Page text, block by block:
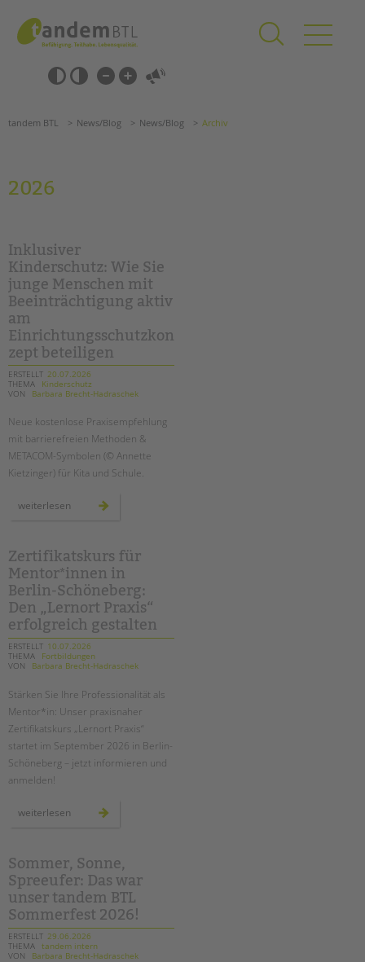
springen
Barrierefrei-
Einstellungen
überspringen
überspringen
Förderzentren
Kollegs
EFöB
Schulbezogene Sozialarbeit
Tagesgruppen
HILFEN ZUR ERZIEHUNG
EINGLIEDERUNGSHILFE
BETREUTES WOHNEN
TANDEM BTL AKADEMIE
Seminarkalender
STADTTEILARBEIT
PROFIL | LEITBILD
Bereiche im Überblick
Kinder- und Jugendschutz
Unsere Videos
Gesellschafter VdK
schoolcoach BTL
tandem international
KARRIERE
Stellenangebote
tandem als Arbeitgeberin
unkuerzbar
Briefe an Kai
PRESSE
Suchen
tandem BTL News/Blog News/Blog Archiv
2026
Inklusiver
Kinderschutz: Wie Sie
junge Menschen mit
Beeinträchtigung aktiv
am
Einrichtungsschutzkon
zept beteiligen
ERSTELLT 20.07.2026
THEMA
Kinderschutz
VON
Barbara Brecht-Hadraschek
Neue kostenlose Praxisempfehlung
mit barrierefreien Methoden &
METACOM-Symbolen (© Annette
Kietzinger) für Kita und Schule.
weiterlesen inklusiver
kinderschutz:
menschen
mit
beeinträchtigung
aktiv
am
einrichtungsschutzkonzept
beteiligen
Zertifikatskurs für
Mentor*innen in
Berlin-Schöneberg:
Den „Lernort Praxis“
erfolgreich gestalten
ERSTELLT 10.07.2026
THEMA
Fortbildungen
VON
Barbara Brecht-Hadraschek
Stärken Sie Ihre Professionalität als
Mentor*in: Unser praxisnaher
Zertifikatskurs „Lernort Praxis“
startet im September 2026 in Berlin-
Schöneberg – jetzt informieren und
anmelden!
weiterlesen zertifikatskurs
schöneberg:
den
„lernort
praxis“
erfolgreich
gestalten
Sommer, Sonne,
Spreeufer: Das war
unser tandem BTL
Sommerfest 2026!
ERSTELLT 29.06.2026
THEMA tandem intern
VON
Barbara Brecht-Hadraschek